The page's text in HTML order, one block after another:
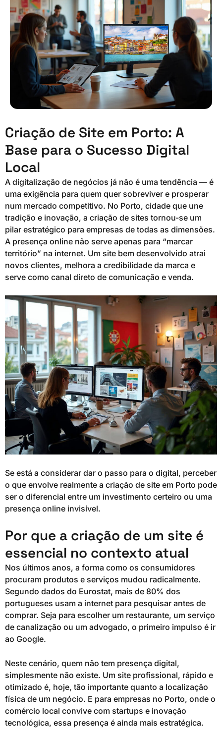
Criação de Site em Porto: A
Base para o Sucesso Digital
Local
A digitalização de negócios já não é uma tendência — é
uma exigência para quem quer sobreviver e prosperar
num mercado competitivo. No Porto, cidade que une
tradição e inovação, a criação de sites tornou-se um
pilar estratégico para empresas de todas as dimensões.
A presença online não serve apenas para “marcar
território” na internet. Um site bem desenvolvido atrai
novos clientes, melhora a credibilidade da marca e
serve como canal direto de comunicação e venda.
Se está a considerar dar o passo para o digital, perceber
o que envolve realmente a criação de site em Porto pode
ser o diferencial entre um investimento certeiro ou uma
presença online invisível.
Por que a criação de um site é
essencial no contexto atual
Nos últimos anos, a forma como os consumidores
procuram produtos e serviços mudou radicalmente.
Segundo dados do Eurostat, mais de 80% dos
portugueses usam a internet para pesquisar antes de
comprar. Seja para escolher um restaurante, um serviço
de canalização ou um advogado, o primeiro impulso é ir
ao Google.
Neste cenário, quem não tem presença digital,
simplesmente não existe. Um site profissional, rápido e
otimizado é, hoje, tão importante quanto a localização
física de um negócio. E para empresas no Porto, onde o
comércio local convive com startups e inovação
tecnológica, essa presença é ainda mais estratégica.